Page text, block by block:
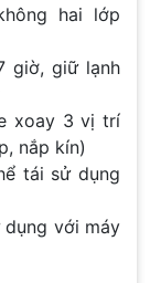
hai lớp
giờ, giữ lạnh
xoay 3 vị trí
nắp kín)
tái sử dụng
với máy